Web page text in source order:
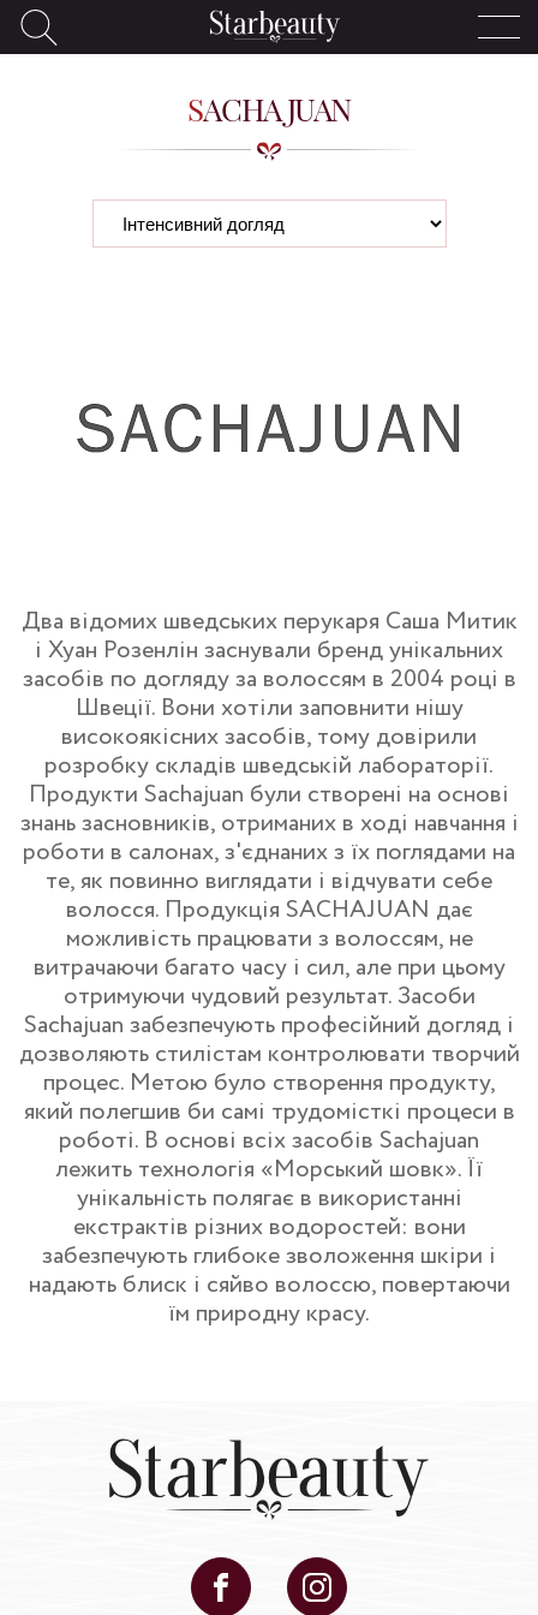
SACHA JUAN
Два відомих шведських перукаря Саша Митик
і Хуан Розенлін заснували бренд унікальних
засобів по догляду за волоссям в 2004 році в
Швеції. Вони хотіли заповнити нішу
високоякісних засобів, тому довірили
розробку складів шведській лабораторії.
Продукти Sachajuan були створені на основі
знань засновників, отриманих в ході навчання і
роботи в салонах, з'єднаних з їх поглядами на
те, як повинно виглядати і відчувати себе
волосся. Продукція SACHAJUAN дає
можливість працювати з волоссям, не
витрачаючи багато часу і сил, але при цьому
отримуючи чудовий результат. Засоби
Sachajuan забезпечують професійний догляд і
дозволяють стилістам контролювати творчий
процес. Метою було створення продукту,
який полегшив би самі трудомісткі процеси в
роботі. В основі всіх засобів Sachajuan
лежить технологія «Морський шовк». Її
унікальність полягає в використанні
екстрактів різних водоростей: вони
забезпечують глибоке зволоження шкіри і
надають блиск і сяйво волоссю, повертаючи
їм природну красу.